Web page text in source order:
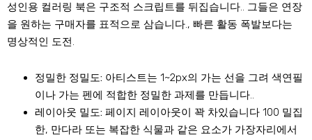
성인용 컬러링 북은 구조적 스크립트를 뒤집습니다.. 그들은 연장
을 원하는 구매자를 표적으로 삼습니다., 빠른 활동 폭발보다는
명상적인 도전.
정밀한 정밀도: 아티스트는 1~2px의 가는 선을 그려 색연필
이나 가는 펜에 적합한 정밀한 과제를 만듭니다..
레이아웃 밀도: 페이지 레이아웃이 꽉 차있습니다 100 밀집
한, 만다라 또는 복잡한 식물과 같은 요소가 가장자리에서